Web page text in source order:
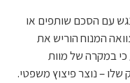
עם הסכם שותפים או
המנוח הוריש את
כי במקרה של מוות
– נוצר פיצוץ משפטי.